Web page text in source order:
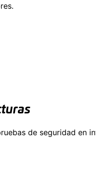
de seguridad en